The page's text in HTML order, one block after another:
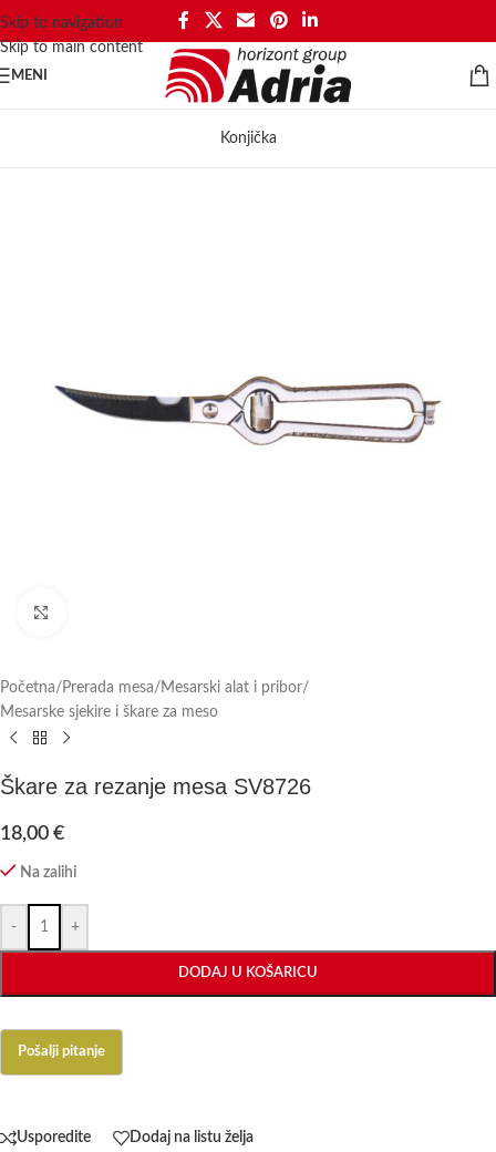
Skip to navigation
Skip to main content
MENI
Konjička
Početna/ Prerada mesa/ Mesarski alat i pribor/
Mesarske sjekire i škare za meso
Škare za rezanje mesa SV8726
18,00 €
Na zalihi
- +
DODAJ U KOŠARICU
Usporedite Dodaj na listu želja